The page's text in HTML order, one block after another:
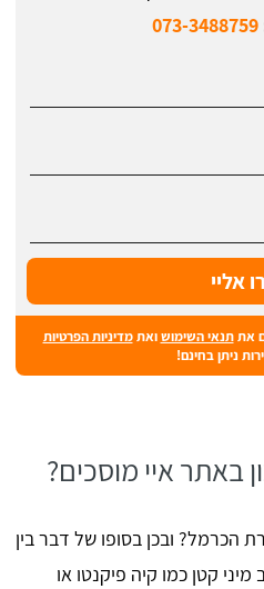
073-3488759
אתתנאי השימושואתמדיניות הפרטיות
ניתן בחינם!
באתר איי מוסכים?
הכרמל? ובכן בסופו של דבר בין
קטן כמו קיה פיקנטו או